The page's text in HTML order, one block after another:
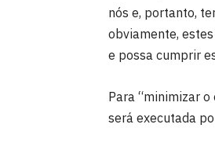
nós e, portanto,
obviamente,
e possa cumprir
Para “minimizar
será executada